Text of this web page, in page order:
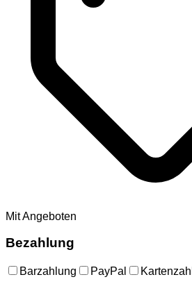
Mit Angeboten
Bezahlung
Barzahlung PayPal